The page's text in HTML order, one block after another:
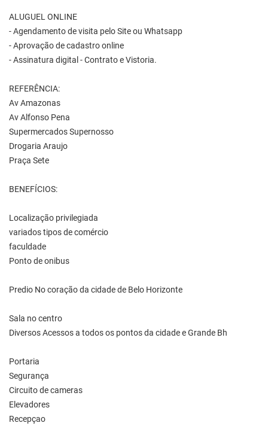
ALUGUEL ONLINE
- Agendamento de visita pelo Site ou Whatsapp
- Aprovação de cadastro online
- Assinatura digital - Contrato e Vistoria.
REFERÊNCIA:
Av Amazonas
Av Alfonso Pena
Supermercados Supernosso
Drogaria Araujo
Praça Sete
BENEFÍCIOS:
Localização privilegiada
variados tipos de comércio
faculdade
Ponto de onibus
Predio No coração da cidade de Belo Horizonte
Sala no centro
Diversos Acessos a todos os pontos da cidade e Grande Bh
Portaria
Segurança
Circuito de cameras
Elevadores
Recepçao